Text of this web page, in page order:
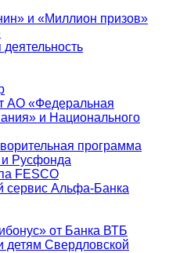
и «Миллион призов»
деятельность
АО «Федеральная
и Национального
программа
Русфонда
FESCO
сервис Альфа-Банка
от Банка ВТБ
Свердловской